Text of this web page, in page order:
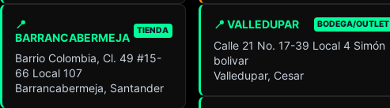
📍
BARRANCABERMEJA
TIENDA
Barrio Colombia, Cl. 49 #15-
66 Local 107
Barrancabermeja, Santander
📍 VALLEDUPAR BODEGA/OUTLET
Calle 21 No. 17-39 Local 4 Simón
bolivar
Valledupar, Cesar